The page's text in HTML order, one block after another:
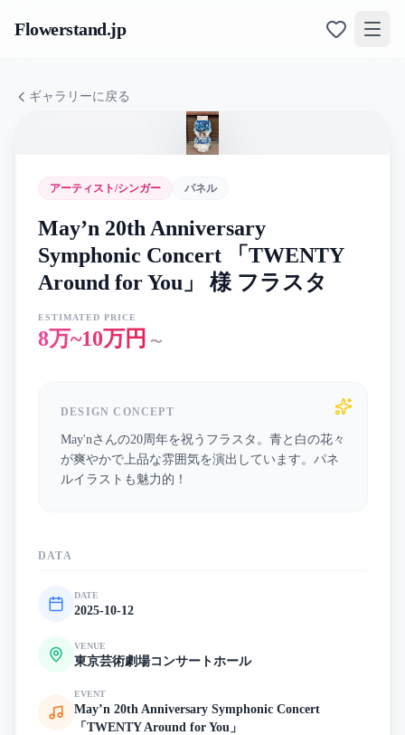
Flowerstand.jp
ギャラリーに戻る
アーティスト/シンガー パネル
May’n 20th Anniversary
Symphonic Concert 「TWENTY
Around for You」 様 フラスタ
ESTIMATED PRICE
8万~10万円 〜
DESIGN CONCEPT
May'nさんの20周年を祝うフラスタ。青と白の花々
が爽やかで上品な雰囲気を演出しています。パネ
ルイラストも魅力的！
DATA
DATE
2025-10-12
VENUE
東京芸術劇場コンサートホール
EVENT
May’n 20th Anniversary Symphonic Concert
「TWENTY Around for You」